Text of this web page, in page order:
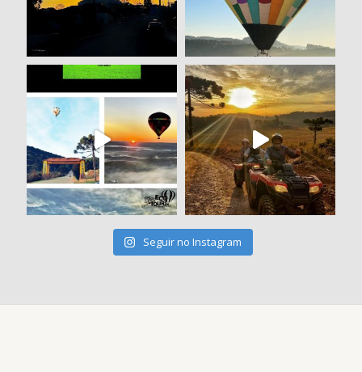
Seguir no Instagram